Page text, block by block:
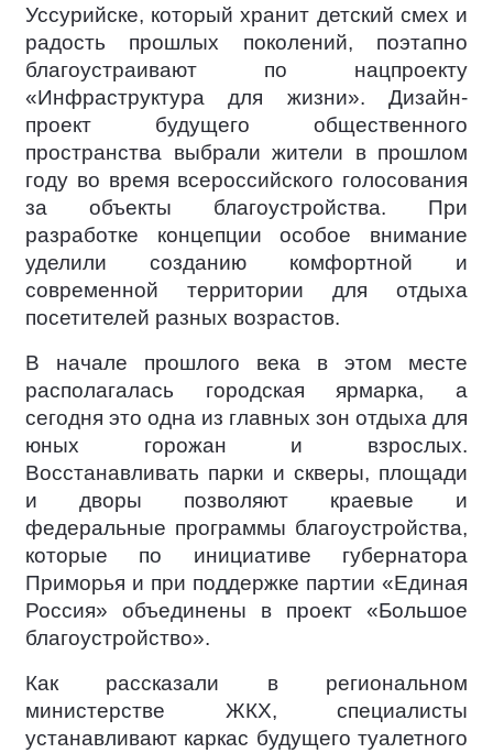
Уссурийске, который хранит детский смех и
радость прошлых поколений, поэтапно
благоустраивают по нацпроекту
«Инфраструктура для жизни». Дизайн-
проект будущего общественного
пространства выбрали жители в прошлом
году во время всероссийского голосования
за объекты благоустройства. При
разработке концепции особое внимание
уделили созданию комфортной и
современной территории для отдыха
посетителей разных возрастов.
В начале прошлого века в этом месте
располагалась городская ярмарка, а
сегодня это одна из главных зон отдыха для
юных горожан и взрослых.
Восстанавливать парки и скверы, площади
и дворы позволяют краевые и
федеральные программы благоустройства,
которые по инициативе губернатора
Приморья и при поддержке партии «Единая
Россия» объединены в проект «Большое
благоустройство».
Как рассказали в региональном
министерстве ЖКХ, специалисты
устанавливают каркас будущего туалетного